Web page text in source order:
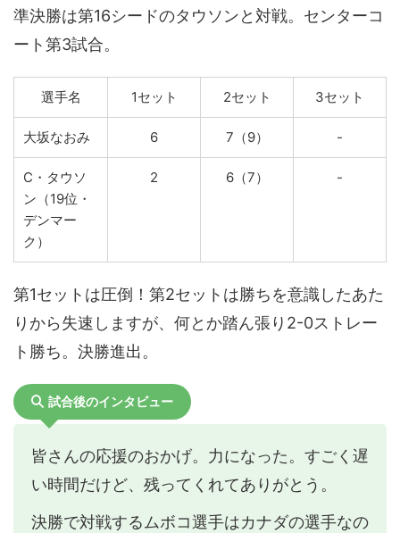
準決勝は第16シードのタウソンと対戦。センターコ
ート第3試合。
選手名 1セット 2セット 3セット
大坂なおみ 6 7（9） -
C・タウソ
ン（19位・
デンマー
ク）
2 6（7） -
第1セットは圧倒！第2セットは勝ちを意識したあた
りから失速しますが、何とか踏ん張り2-0ストレー
ト勝ち。決勝進出。
試合後のインタビュー
皆さんの応援のおかげ。力になった。すごく遅
い時間だけど、残ってくれてありがとう。
決勝で対戦するムボコ選手はカナダの選手なの